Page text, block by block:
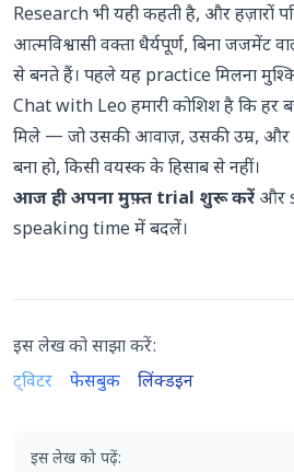
Research भी यही कहती है, और हज़ारों
आत्मविश्वासी वक्ता धैर्यपूर्ण, बिना जजमेंट
से बनते हैं। पहले यह practice मिलना
Chat with Leo हमारी कोशिश है कि हर
मिले — जो उसकी आवाज़, उसकी उम्र, और
बना हो, किसी वयस्क के हिसाब से नहीं।
आज ही अपना मुफ़्त trial शुरू करें और
speaking time में बदलें।
इस लेख को साझा करें:
ट्विटर
फेसबुक लिंक्डइन
इस लेख को पढ़ें: